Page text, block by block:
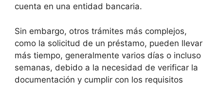
cuenta en una entidad bancaria.
Sin embargo, otros trámites más complejos,
como la solicitud de un préstamo, pueden llevar
más tiempo, generalmente varios días o incluso
semanas, debido a la necesidad de verificar la
documentación y cumplir con los requisitos